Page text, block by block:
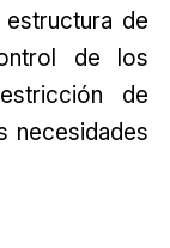
de
de los
de
necesidades